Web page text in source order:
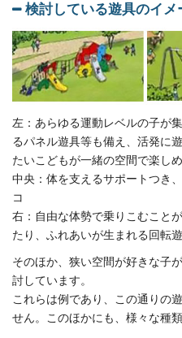
検討している遊具のイメ
左：あらゆる運動レベルの子が
るパネル遊具等も備え、活発に
たいこどもが一緒の空間で楽し
中央：体を支えるサポートつき
コ
右：自由な体勢で乗りこむこと
たり、ふれあいが生まれる回転
そのほか、狭い空間が好きな子
討しています。
これらは例であり、この通りの
せん。このほかにも、様々な種